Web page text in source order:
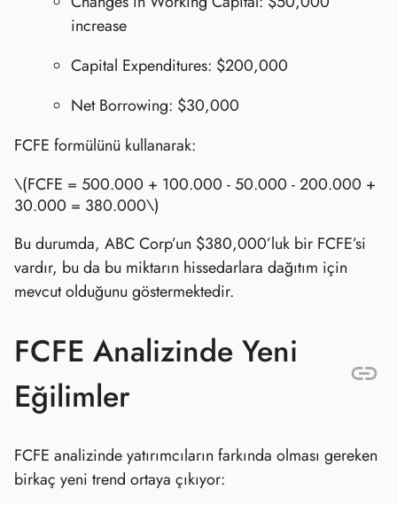
increase
Capital Expenditures: $200,000
Net Borrowing: $30,000
FCFE formülünü kullanarak:
\(FCFE = 500.000 + 100.000 - 50.000 - 200.000 +
30.000 = 380.000\)
Bu durumda, ABC Corp’un $380,000’luk bir FCFE’si
vardır, bu da bu miktarın hissedarlara dağıtım için
mevcut olduğunu göstermektedir.
FCFE Analizinde Yeni
Eğilimler
FCFE analizinde yatırımcıların farkında olması gereken
birkaç yeni trend ortaya çıkıyor: